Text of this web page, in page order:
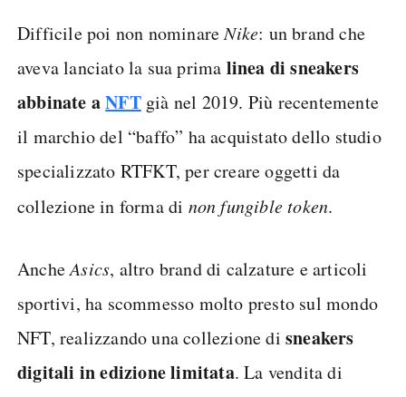
Difficile poi non nominareNike: un brand che
aveva lanciato la sua prima linea di sneakers
abbinate aNFTgià nel 2019. Più recentemente
il marchio del “baffo” ha acquistato dello studio
specializzato RTFKT, per creare oggetti da
collezione in forma di non fungible token.
AncheAsics, altro brand di calzature e articoli
sportivi, ha scommesso molto presto sul mondo
NFT, realizzando una collezione di sneakers
digitali in edizione limitata. La vendita di